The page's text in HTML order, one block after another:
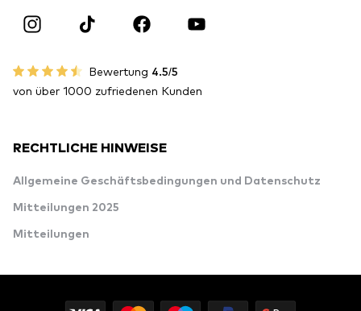
Bewertung 4.5/5
von über 1000 zufriedenen Kunden
RECHTLICHE HINWEISE
Allgemeine Geschäftsbedingungen und Datenschutz
Mitteilungen 2025
Mitteilungen